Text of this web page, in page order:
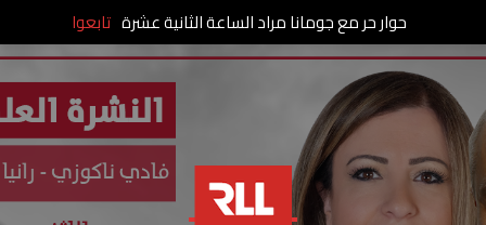
حوار حر مع جومانا مراد الساعة الثانية عشرة تابعوا